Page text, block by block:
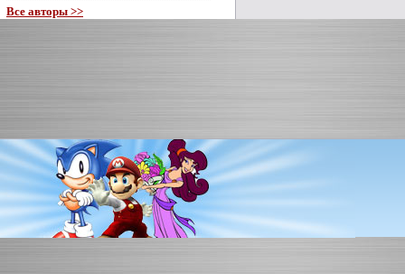
Все авторы >>